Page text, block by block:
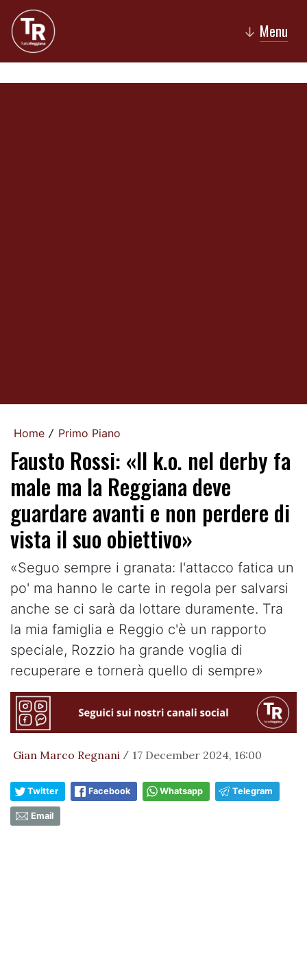
↓ Menu
Home / Primo Piano
Fausto Rossi: «Il k.o. nel derby fa
male ma la Reggiana deve
guardare avanti e non perdere di
vista il suo obiettivo»
«Seguo sempre i granata: l'attacco fatica un
po' ma hanno le carte in regola per salvarsi
anche se ci sarà da lottare duramente. Tra
la mia famiglia e Reggio c'è un rapporto
speciale, Rozzio ha grande voglia di
recuperare e tornerà quello di sempre»
Gian Marco Regnani / 17 December 2024, 16:00
Twitter Facebook Whatsapp Telegram
Email